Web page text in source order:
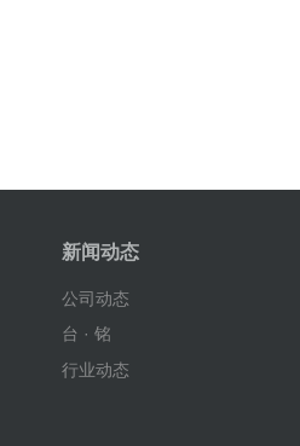
新闻动态
公司动态
台 · 铭
行业动态